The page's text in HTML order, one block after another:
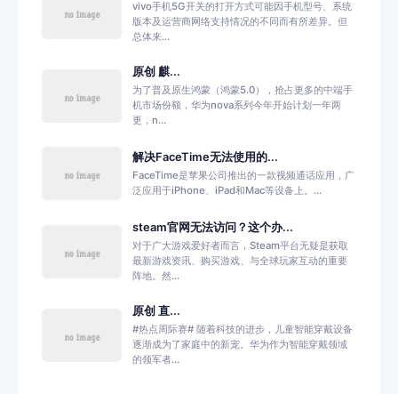
vivo手机5G开关的打开方式可能因手机型号、系统
版本及运营商网络支持情况的不同而有所差异。但
总体来...
原创 麒...
为了普及原生鸿蒙（鸿蒙5.0），抢占更多的中端手
机市场份额，华为nova系列今年开始计划一年两
更，n...
解决FaceTime无法使用的...
FaceTime是苹果公司推出的一款视频通话应用，广
泛应用于iPhone、iPad和Mac等设备上。...
steam官网无法访问？这个办...
对于广大游戏爱好者而言，Steam平台无疑是获取
最新游戏资讯、购买游戏、与全球玩家互动的重要
阵地。然...
原创 直...
#热点周际赛# 随着科技的进步，儿童智能穿戴设备
逐渐成为了家庭中的新宠。华为作为智能穿戴领域
的领军者...